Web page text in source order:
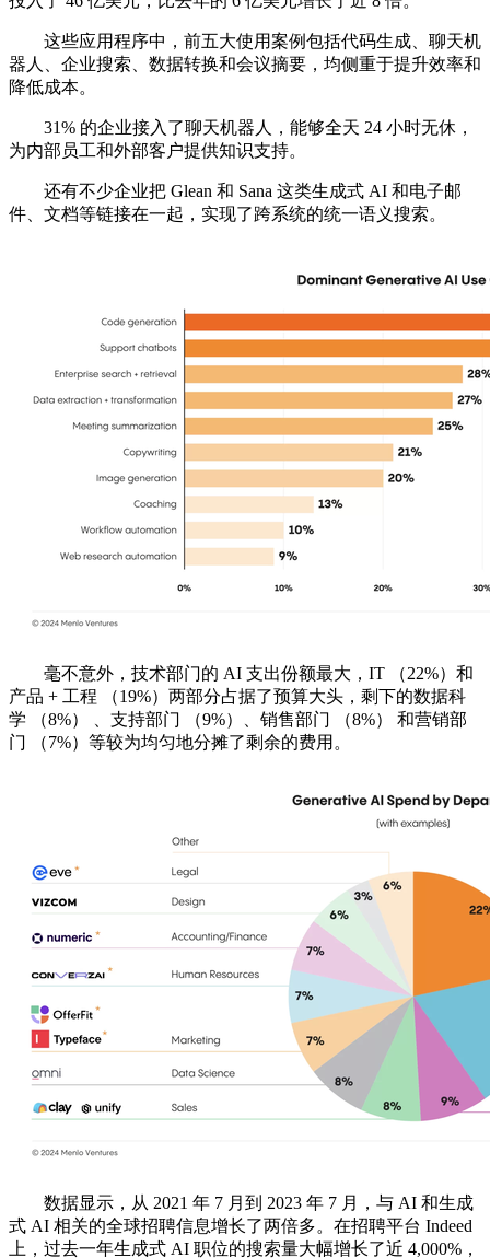
这些应用程序中，前五大使用案例包括代码生成、聊天机
器人、企业搜索、数据转换和会议摘要，均侧重于提升效率和
降低成本。
31% 的企业接入了聊天机器人，能够全天 24 小时无休，
为内部员工和外部客户提供知识支持。
还有不少企业把 Glean 和 Sana 这类生成式 AI 和电子邮
件、文档等链接在一起，实现了跨系统的统一语义搜索。
毫不意外，技术部门的 AI 支出份额最大，IT （22%）和
产品 + 工程 （19%）两部分占据了预算大头，剩下的数据科
学 （8%） 、支持部门 （9%）、销售部门 （8%） 和营销部
门 （7%）等较为均匀地分摊了剩余的费用。
数据显示，从 2021 年 7 月到 2023 年 7 月，与 AI 和生成
式 AI 相关的全球招聘信息增长了两倍多。在招聘平台 Indeed
上，过去一年生成式 AI 职位的搜索量大幅增长了近 4,000%，